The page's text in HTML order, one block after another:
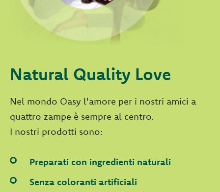
Natural Quality Love
Nel mondo Oasy l'amore per i nostri amici a
quattro zampe è sempre al centro.
I nostri prodotti sono:
Preparati con ingredienti naturali
Senza coloranti artificiali